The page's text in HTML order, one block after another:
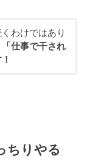
わけではあり
仕事で干され
ちりやる